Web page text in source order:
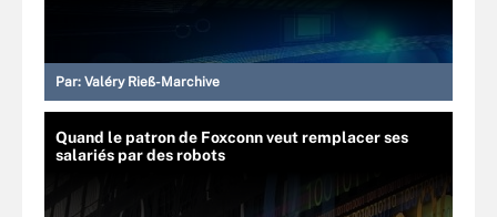
Par: Valéry Rieß-Marchive
Quand le patron de Foxconn veut remplacer ses
salariés par des robots